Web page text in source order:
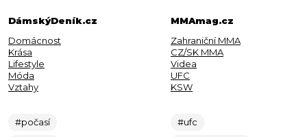
DámskýDeník.cz
Domácnost
Krása
Lifestyle
Móda
Vztahy
#počasí
MMAmag.cz
Zahraniční MMA
CZ/SK MMA
Videa
UFC
KSW
#ufc